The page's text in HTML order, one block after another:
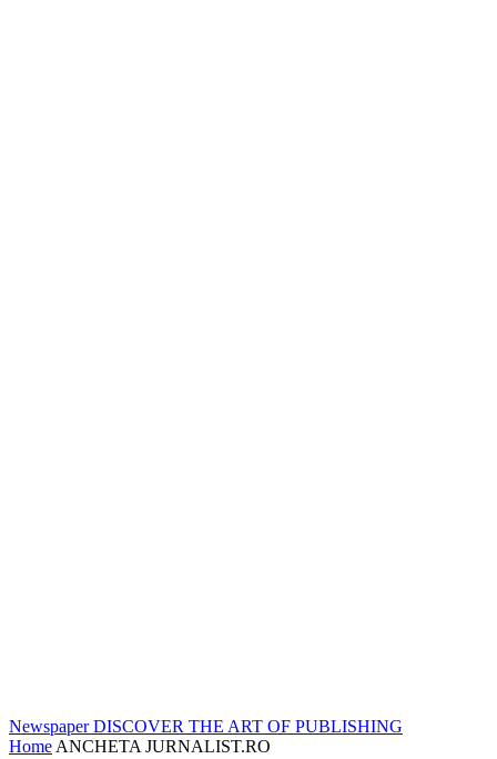
Newspaper DISCOVER THE ART OF PUBLISHING
Home ANCHETA JURNALIST.RO